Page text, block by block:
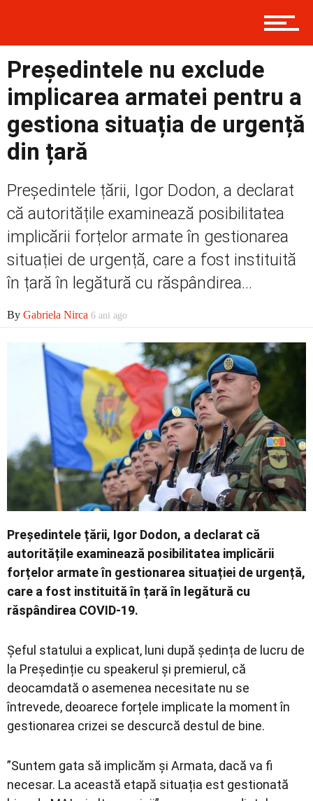
Externe
Economic
Președintele nu exclude
implicarea armatei pentru a
gestiona situația de urgență
din țară
Președintele țării, Igor Dodon, a declarat
că autoritățile examinează posibilitatea
implicării forțelor armate în gestionarea
situației de urgență, care a fost instituită
în țară în legătură cu răspândirea...
By Gabriela Nirca 6 ani ago
Președintele țării, Igor Dodon, a declarat că
autoritățile examinează posibilitatea implicării
forțelor armate în gestionarea situației de urgență,
care a fost instituită în țară în legătură cu
răspândirea COVID-19.
Șeful statului a explicat, luni după ședința de lucru de
la Președinție cu speakerul și premierul, că
deocamdată o asemenea necesitate nu se
întrevede, deoarece forțele implicate la moment în
gestionarea crizei se descurcă destul de bine.
”Suntem gata să implicăm și Armata, dacă va fi
necesar. La această etapă situația est gestionată